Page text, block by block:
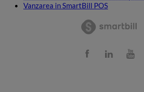
Vanzarea in SmartBill POS